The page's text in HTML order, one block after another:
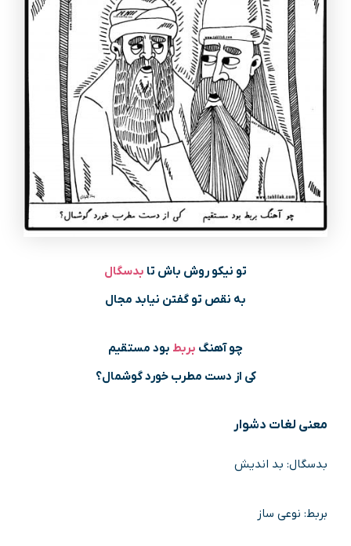
تو نیکو روش باش تا بدسگال
به نقص تو گفتن نیابد مجال
چو آهنگ بربط بود مستقیم
کی از دست مطرب خورد گوشمال؟
معنی لغات دشوار
بدسگال: بد اندیش
بربط: نوعی ساز